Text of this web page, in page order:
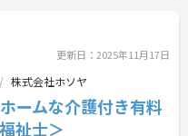
更新日：2025年11月17日
株式会社ホソヤ
ームな介護付き有料
祉士＞